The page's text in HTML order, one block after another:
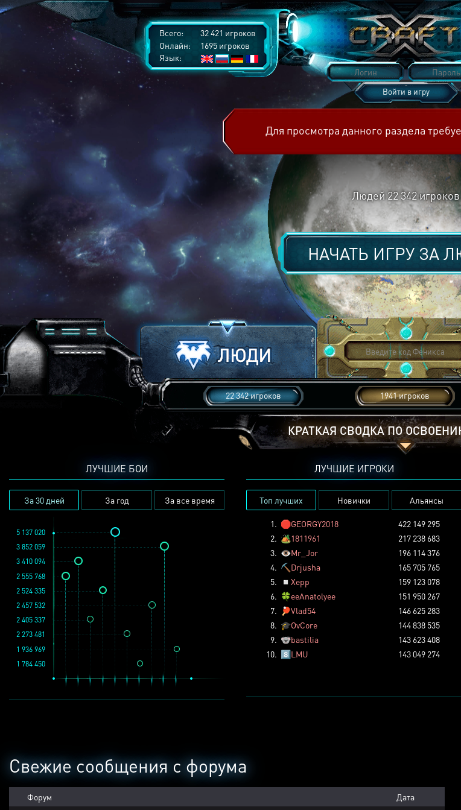
Всего:
32 421 игроков
Онлайн:
1695 игроков
Язык:
Войти в игру
Для просмотра данного раздела
Людей 22 342игроков
НАЧАТЬ ИГРУ ЗА
22 342 игроков 1941 игроков
КРАТКАЯ СВОДКА ПО
ЛУЧШИЕ БОИ
За 30 дней За год За все время
1 936 969
3 852 059
2 457 532
1 784 450
2 273 481
5 137 020
2 524 335
2 405 337
3 410 094
2 555 768
ЛУЧШИЕ ИГРОКИ
Топ лучших Новички Альянсы
1. 🛑GEORGY2018
422 149 295
2. 🏕️1811961
217 238 683
3. 👁️Mr_Jor
196 114 376
4. ⛏️ Drjusha
165 705 765
5.
◽ Xepp
159 123 078
6. 🍀eeAnatolyee
151 950 267
7.
🏓Vlad54
146 625 283
8. 🎓OvCore
144 838 535
9. 🐨bastilia
143 623 408
10. 8️⃣LMU 143 049 274
Свежие сообщения с форума
Форум Дата